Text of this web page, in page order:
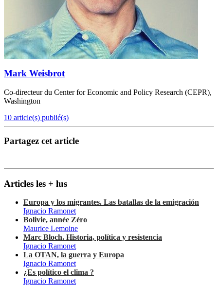
Mark Weisbrot
Co-directeur du Center for Economic and Policy Research (CEPR),
Washington
10 article(s) publié(s)
Partagez cet article
Articles les + lus
Europa y los migrantes. Las batallas de la emigración
Ignacio Ramonet
Bolivie, année Zéro
Maurice Lemoine
Marc Bloch. Historia, política y resistencia
Ignacio Ramonet
La OTAN, la guerra y Europa
Ignacio Ramonet
¿Es político el clima ?
Ignacio Ramonet